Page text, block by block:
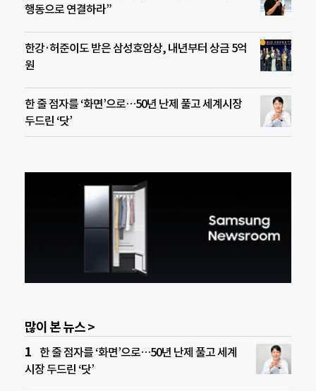
행동으로 연결하라”
한강·허준이도 받은 삼성호암상, 내년부터 상금 5억
원
한 줄 점자를 ‘화면’으로…50년 난제 풀고 세계시장
두드린 ‘닷’
많이 본 뉴스 >
한 줄 점자를 ‘화면’으로…50년 난제 풀고 세계
시장 두드린 ‘닷’